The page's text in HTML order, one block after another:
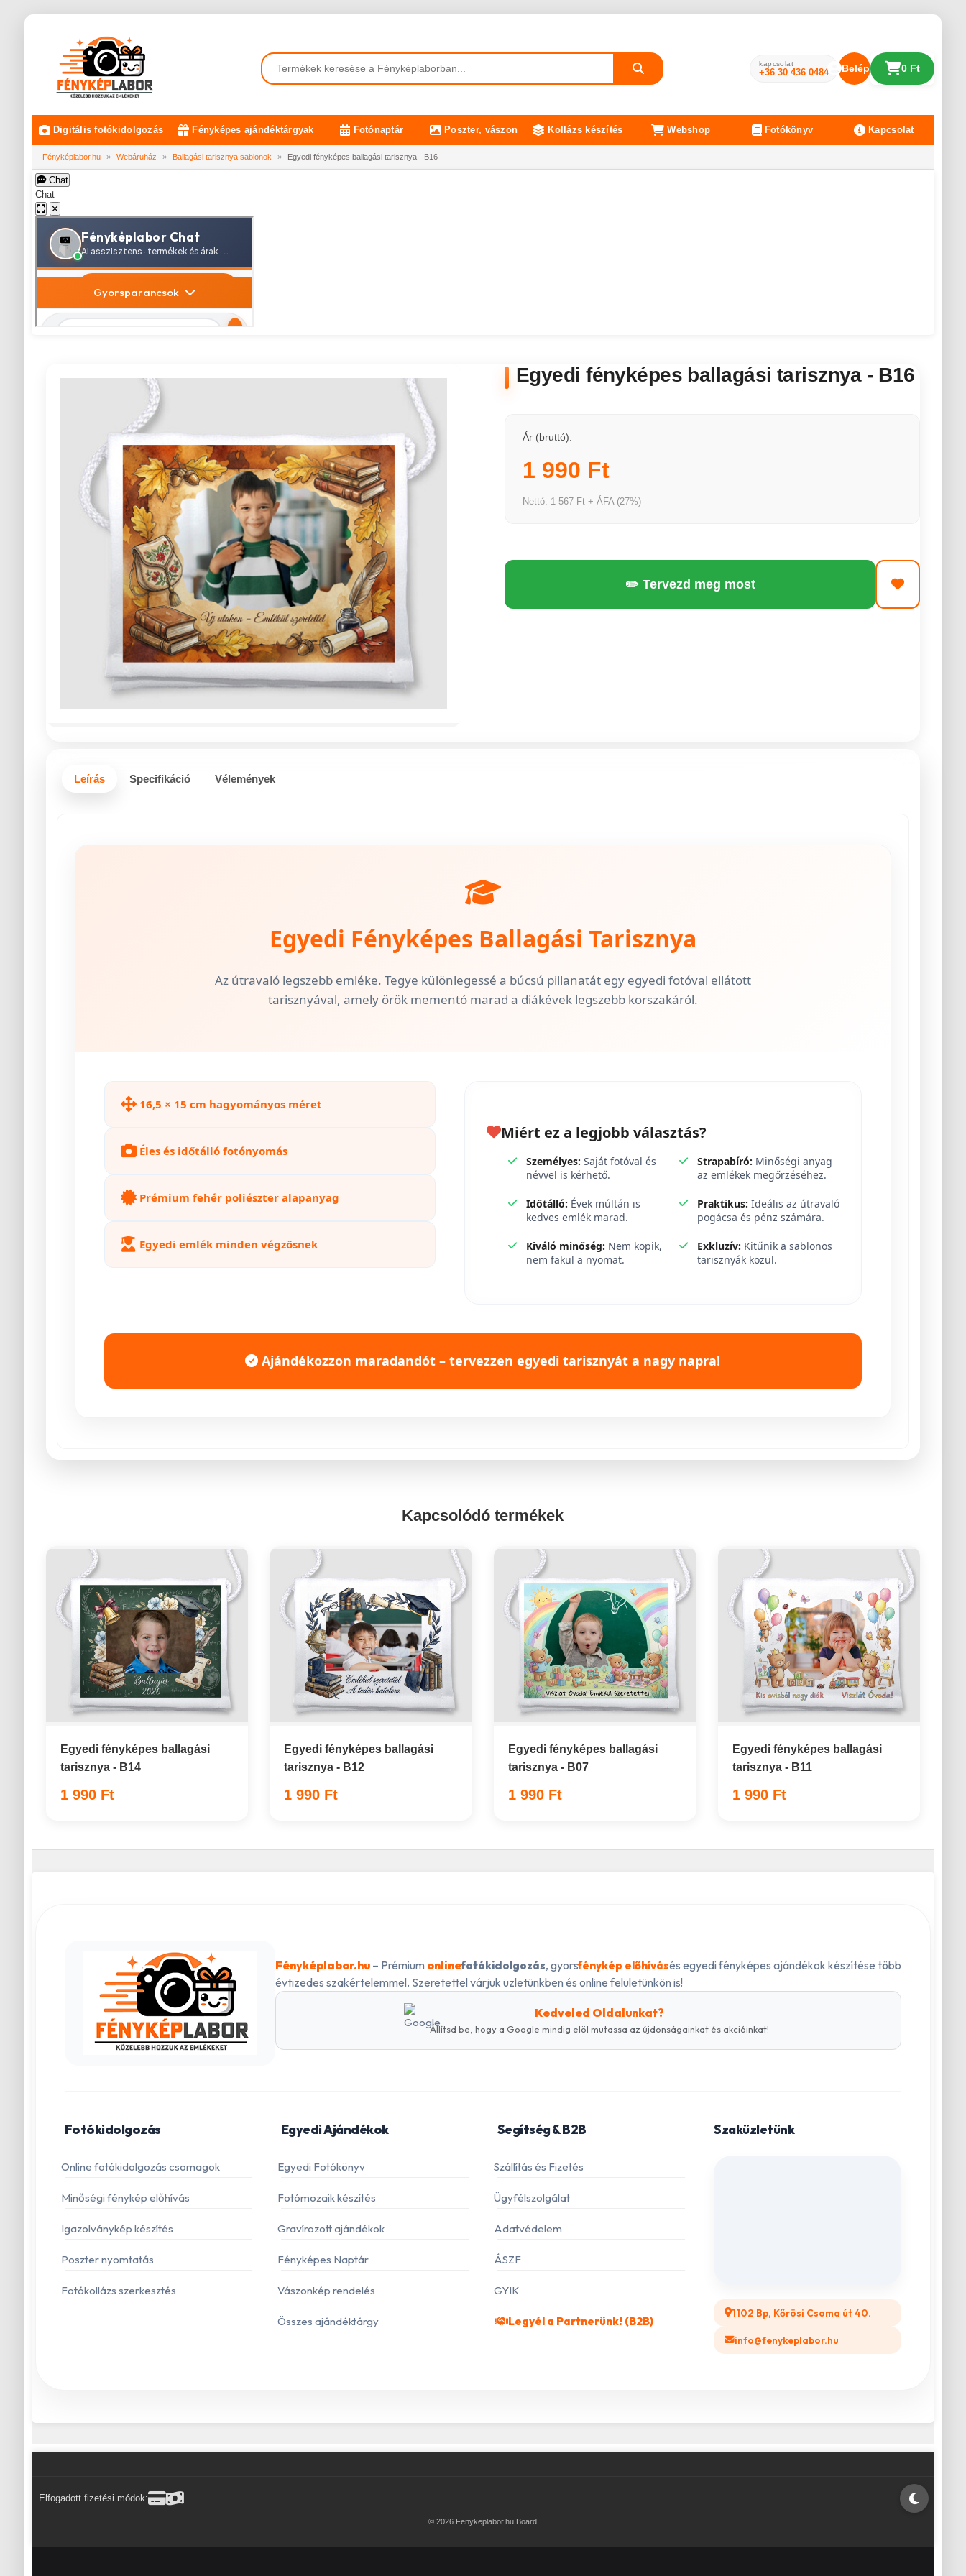
kapcsolat
+36 30 436 0484 Belépés 0 Ft
Digitális fotókidolgozás Fényképes ajándéktárgyak Fotónaptár Poszter, vászon Kollázs készítés Webshop Fotókönyv Kapcsolat
Fényképlabor.hu » Webáruház » Ballagási tarisznya sablonok » Egyedi fényképes ballagási tarisznya - B16
Chat
Chat
✕
Egyedi fényképes ballagási tarisznya - B16
Ár (bruttó):
1 990 Ft
Nettó: 1 567 Ft + ÁFA (27%)
✏️ Tervezd meg most
Leírás Specifikáció Vélemények
Egyedi Fényképes Ballagási Tarisznya
Az útravaló legszebb emléke. Tegye különlegessé a búcsú pillanatát egy egyedi fotóval ellátott
tarisznyával, amely örök mementó marad a diákévek legszebb korszakáról.
16,5 × 15 cm hagyományos méret
Éles és időtálló fotónyomás
Prémium fehér poliészter alapanyag
Egyedi emlék minden végzősnek
Miért ez a legjobb választás?
Személyes: Saját fotóval és
névvel is kérhető.
Strapabíró: Minőségi anyag
az emlékek megőrzéséhez.
Időtálló: Évek múltán is
kedves emlék marad.
Praktikus: Ideális az útravaló
pogácsa és pénz számára.
Kiváló minőség: Nem kopik,
nem fakul a nyomat.
Exkluzív: Kitűnik a sablonos
tarisznyák közül.
Ajándékozzon maradandót – tervezzen egyedi tarisznyát a nagy napra!
Kapcsolódó termékek
Egyedi fényképes ballagási
tarisznya - B14
1 990 Ft
Egyedi fényképes ballagási
tarisznya - B12
1 990 Ft
Egyedi fényképes ballagási
tarisznya - B07
1 990 Ft
Egyedi fényképes ballagási
tarisznya - B11
1 990 Ft
Fényképlabor.hu– Prémium onlinefotókidolgozás, gyorsfénykép előhívásés egyedi fényképes ajándékok készítése több
évtizedes szakértelemmel. Szeretettel várjuk üzletünkben és online felületünkön is!
Kedveled Oldalunkat?
Állítsd be, hogy a Google mindig elöl mutassa az újdonságainkat és akcióinkat!
Fotókidolgozás
Online fotókidolgozás csomagok
Minőségi fénykép előhívás
Igazolványkép készítés
Poszter nyomtatás
Fotókollázs szerkesztés
Egyedi Ajándékok
Egyedi Fotókönyv
Fotómozaik készítés
Gravírozott ajándékok
Fényképes Naptár
Vászonkép rendelés
Összes ajándéktárgy
Segítség & B2B
Szállítás és Fizetés
Ügyfélszolgálat
Adatvédelem
ÁSZF
GYIK
Legyél a Partnerünk! (B2B)
Szaküzletünk
1102 Bp, Kőrösi Csoma út 40.
info@fenykeplabor.hu
Elfogadott fizetési módok:
© 2026 Fenykeplabor.hu Board